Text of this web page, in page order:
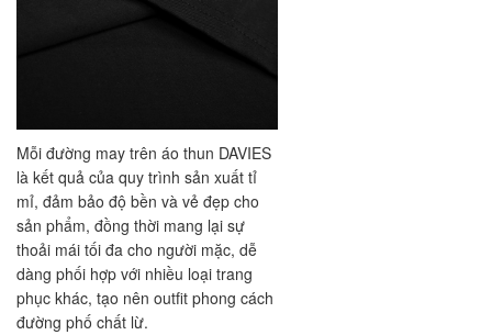
Mỗi đường may trên áo thun DAVIES
là kết quả của quy trình sản xuất tỉ
mỉ, đảm bảo độ bền và vẻ đẹp cho
sản phẩm, đồng thời mang lại sự
thoải mái tối đa cho người mặc, dễ
dàng phối hợp với nhiều loại trang
phục khác, tạo nên outfit phong cách
đường phố chất lừ.